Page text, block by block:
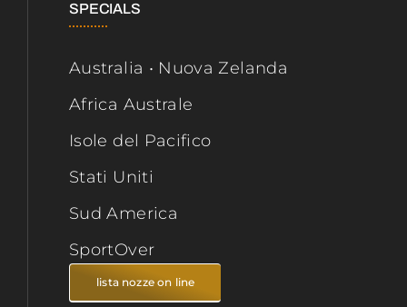
SPECIALS
Australia • Nuova Zelanda
Africa Australe
Isole del Pacifico
Stati Uniti
Sud America
SportOver
lista nozze on line